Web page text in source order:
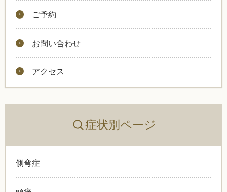
ご予約
お問い合わせ
アクセス
症状別ページ
側弯症